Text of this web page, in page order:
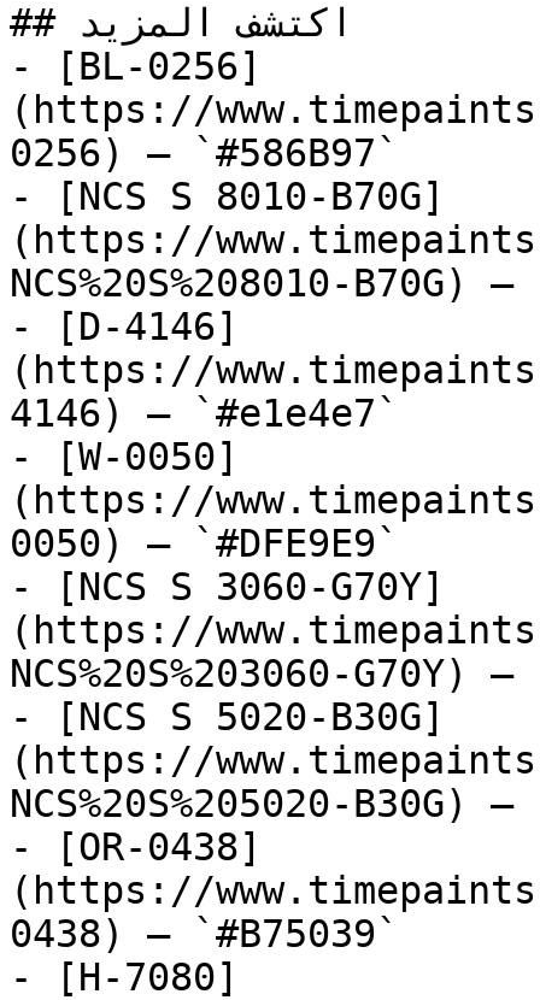
## اكتشف المزيد
- [BL-0256]
(https://
0256) — `#586B97`
- [NCS S 8010-B70G]
(https://
NCS%20S%208010-B70G)
- [D-4146]
(https://
4146) — `#e1e4e7`
- [W-0050]
(https://
0050) — `#DFE9E9`
- [NCS S 3060-G70Y]
(https://
NCS%20S%203060-G70Y)
- [NCS S 5020-B30G]
(https://
NCS%20S%205020-B30G)
- [OR-0438]
(https://
0438) — `#B75039`
- [H-7080]